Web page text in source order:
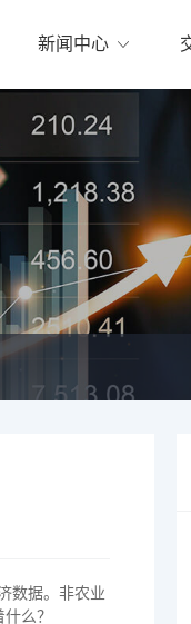
新闻中心
数据。非农业
么？